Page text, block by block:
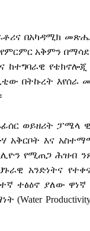
በአካዳሚክ
የምርምር አቅምን
ከተግባራዊ የቴክኖሎጂ
በትኩረት እየሰራ
ወይዘሪት ፓሜላ
አቅርቦት እና
የሚጠጋ ሕዝብ
አንድነትና
ተፅዕኖ ያለው ዋነኛ
(Water